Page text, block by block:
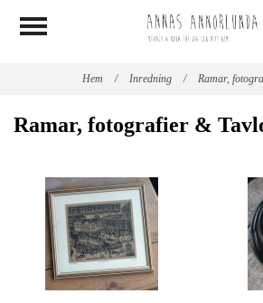
Hem / Inredning / Ramar,
Ramar, fotografier &